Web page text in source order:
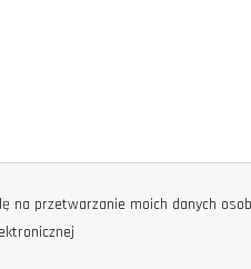
na przetwarzanie moich danych